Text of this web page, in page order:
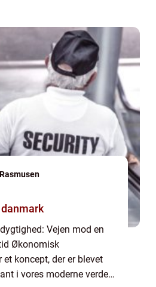
Vejen mod en
Økonomisk
koncept, der er blevet
i vores moderne verden,